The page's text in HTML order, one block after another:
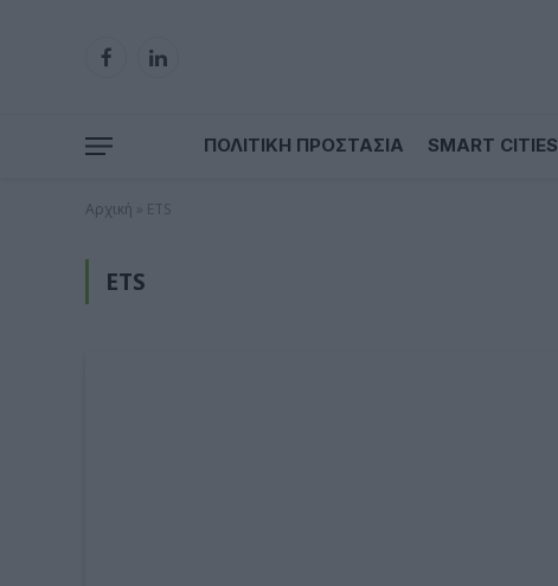
FacebookLinkedIn
ΠΟΛΙΤΙΚΗ ΠΡΟΣΤΑΣΙΑ SMART CITIES
Αρχική ETS
ETS